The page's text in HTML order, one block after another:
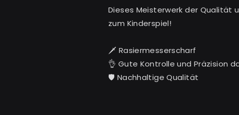
Dieses Meisterwerk der Qualität
zum Kinderspiel!
🗡️ Rasiermesserscharf
👌 Gute Kontrolle und Präzision
🛡️ Nachhaltige Qualität